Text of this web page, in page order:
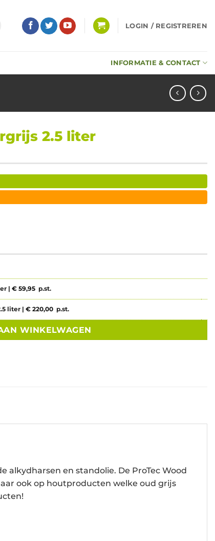
LOGIN / REGISTREREN
INFORMATIE & CONTACT
2.5 liter
|€ 59,95 p.st.
liter |€ 220,00 p.st.
WINKELWAGEN
alkydharsen en standolie. De ProTec Wood
ook op houtproducten welke oud grijs